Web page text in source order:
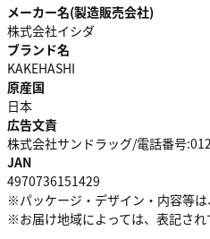
メーカー名(製造販売会社)
株式会社イシダ
ブランド名
KAKEHASHI
原産国
日本
広告文責
株式会社サンドラッグ/電話番号
JAN
4970736151429
※パッケージ・デザイン・内容等は
※お届け地域によっては、表記され